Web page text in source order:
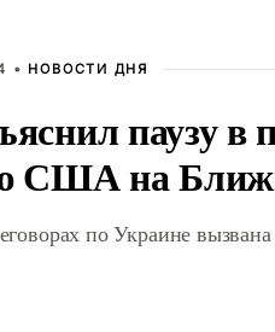
• НОВОСТИ ДНЯ
паузу в
США на
по Украине